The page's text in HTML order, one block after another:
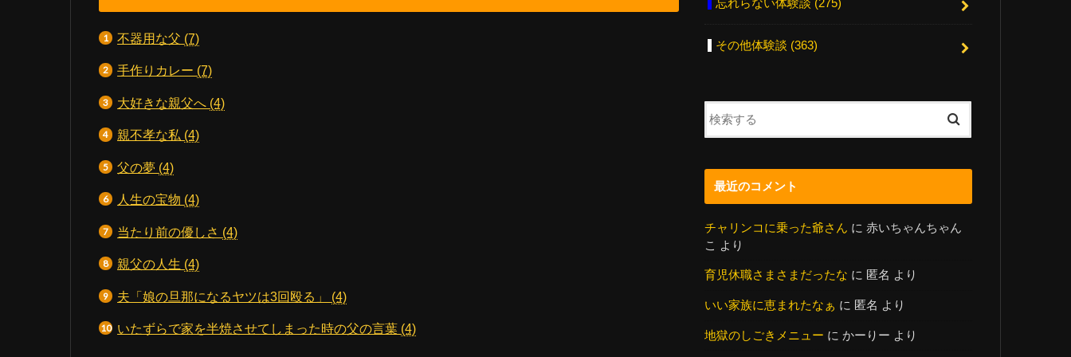
不器用な父 (7)
手作りカレー (7)
大好きな親父へ (4)
親不孝な私 (4)
父の夢 (4)
人生の宝物 (4)
当たり前の優しさ (4)
親父の人生 (4)
夫「娘の旦那になるヤツは3回殴る」 (4)
いたずらで家を半焼させてしまった時の父の言葉 (4)
忘れらない体験談 (275)
その他体験談 (363)
最近のコメント
チャリンコに乗った爺さん に 赤いちゃんちゃん
こ
より
育児休職さまさまだったな に 匿名 より
いい家族に恵まれたなぁ に 匿名 より
地獄のしごきメニュー に かーりー より